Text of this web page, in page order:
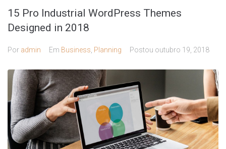
15 Pro Industrial WordPress Themes
Designed in 2018
Por admin Em Business Planning Postou outubro 19, 2018